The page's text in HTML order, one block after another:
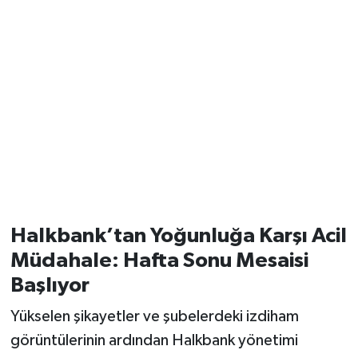
Halkbank’tan Yoğunluğa Karşı Acil
Müdahale: Hafta Sonu Mesaisi
Başlıyor
Yükselen şikayetler ve şubelerdeki izdiham
görüntülerinin ardından Halkbank yönetimi